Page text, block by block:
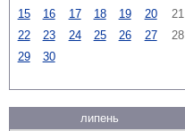
15
16 17 18 19 20
21
22
23 24 25 26 27
28
29
30
липень